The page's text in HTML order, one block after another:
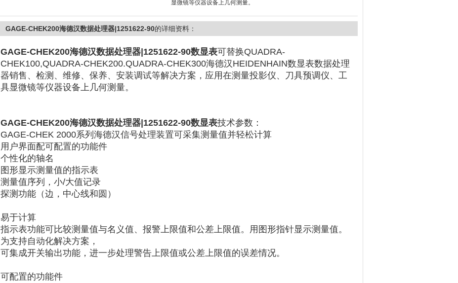
显微镜等仪器设备上几何测量。
GAGE-CHEK200海德汉数据处理器|1251622-90的详细资料：
GAGE-CHEK200海德汉数据处理器|1251622-90数显表可替换QUADRA-
CHEK100,QUADRA-CHEK200.QUADRA-CHEK300海德汉HEIDENHAIN数显表数据处理
器销售、检测、维修、保养、安装调试等解决方案，应用在测量投影仪、刀具预调仪、工
具显微镜等仪器设备上几何测量。
GAGE-CHEK200海德汉数据处理器|1251622-90数显表技术参数：
GAGE-CHEK 2000系列海德汉信号处理装置可采集测量值并轻松计算
用户界面配可配置的功能件
个性化的轴名
图形显示测量值的指示表
测量值序列，小/大值记录
探测功能（边，中心线和圆）
易于计算
指示表功能可比较测量值与名义值、报警上限值和公差上限值。用图形指针显示测量值。
为支持自动化解决方案，
可集成开关输出功能，进一步处理警告上限值或公差上限值的误差情况。
可配置的功能件